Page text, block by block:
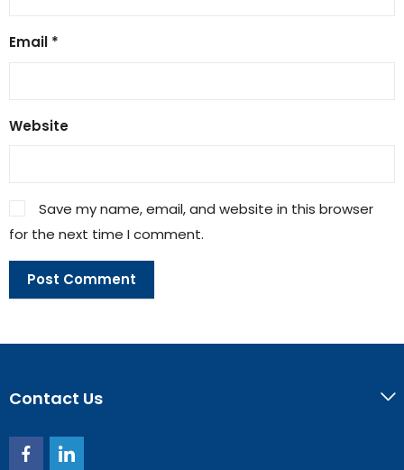
Email *
Website
Save my name, email, and website in this browser
for the next time I comment.
Contact Us